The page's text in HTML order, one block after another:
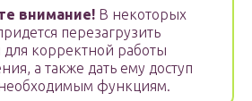
внимание! В некоторых
перезагрузить
корректной работы
а также дать ему доступ
функциям.